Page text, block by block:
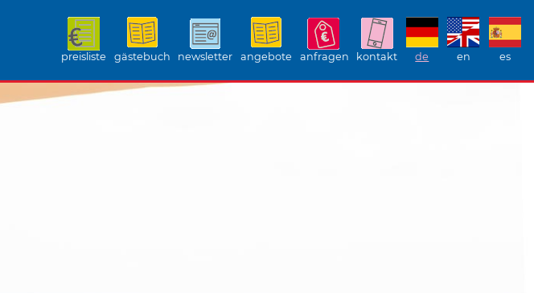
preisliste gästebuch newsletter angebote anfragen kontakt de en es